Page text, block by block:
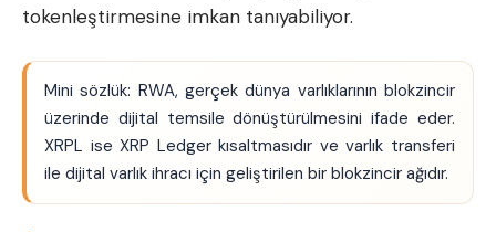
tokenleştirmesine imkan tanıyabiliyor.
Mini sözlük: RWA, gerçek dünya varlıklarının blokzincir
üzerinde dijital temsile dönüştürülmesini ifade eder.
XRPL ise XRP Ledger kısaltmasıdır ve varlık transferi
ile dijital varlık ihracı için geliştirilen bir blokzincir ağıdır.